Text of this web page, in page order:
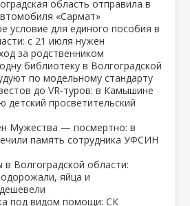
область отправила в
«Сармат»
условие для единого пособия в
с 21 июля нужен
за родственником
библиотеку в Волгоградской
по модельному стандарту
до VR‑туров: в Камышине
детский просветительский
Мужества — посмертно: в
память сотрудника УФСИН
в Волгоградской области:
яйца и
под видом помощи: СК